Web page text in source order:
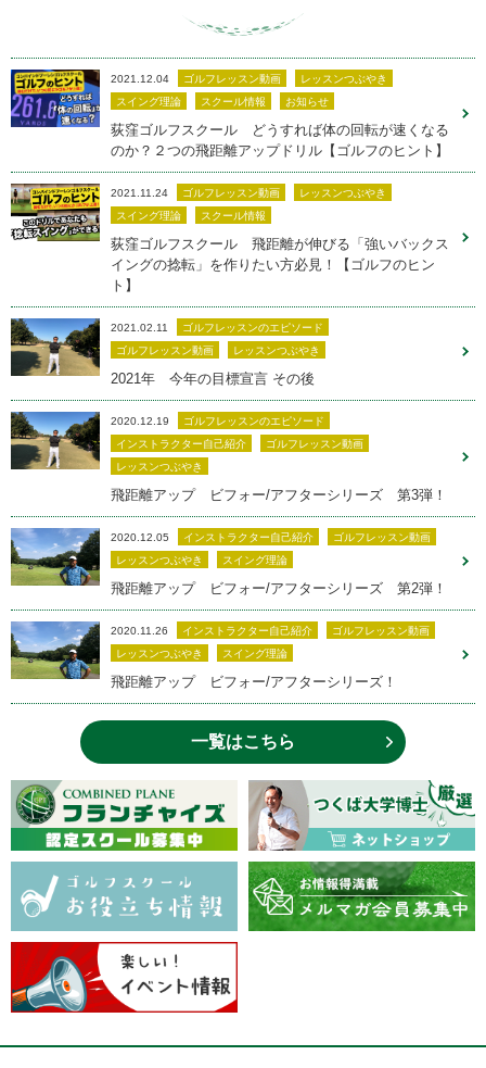
2021.12.04 ゴルフレッスン動画
レッスンつぶやき
スイング理論
スクール情報 お知らせ
荻窪ゴルフスクール どうすれば体の回転が速くなる
のか？２つの飛距離アップドリル【ゴルフのヒント】
2021.11.24 ゴルフレッスン動画
レッスンつぶやき
スイング理論
スクール情報
荻窪ゴルフスクール 飛距離が伸びる「強いバックス
イングの捻転」を作りたい方必見！【ゴルフのヒン
ト】
2021.02.11
ゴルフレッスンのエピソード
ゴルフレッスン動画
レッスンつぶやき
2021年 今年の目標宣言 その後
2020.12.19
ゴルフレッスンのエピソード
インストラクター自己紹介
ゴルフレッスン動画
レッスンつぶやき
飛距離アップ ビフォー/アフターシリーズ 第3弾！
2020.12.05 インストラクター自己紹介
ゴルフレッスン動画
レッスンつぶやき
スイング理論
飛距離アップ ビフォー/アフターシリーズ 第2弾！
2020.11.26 インストラクター自己紹介
ゴルフレッスン動画
レッスンつぶやき
スイング理論
飛距離アップ ビフォー/アフターシリーズ！
一覧はこちら
用賀校